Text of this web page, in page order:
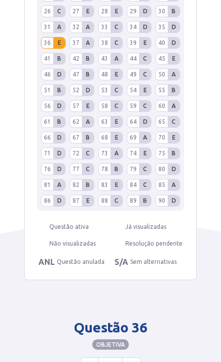
26 C 27 E 28 E 29 D 30 B
31 A 32 A 33 C 34 D 35 D
36 E 37 A 38 C 39 E 40 D
41 B 42 B 43 A 44 C 45 E
46 D 47 B 48 E 49 C 50 A
51 B 52 D 53 C 54 E 55 B
56 D 57 E 58 C 59 C 60 A
61 B 62 A 63 E 64 D 65 C
66 D 67 B 68 E 69 A 70 E
71 D 72 C 73 A 74 E 75 B
76 D 77 C 78 B 79 C 80 D
81 A 82 B 83 E 84 C 85 A
86 D 87 E 88 C 89 B 90 D
Questão ativa Já visualizadas
Não visualizadas Resolução pendente
ANL Questão anulada S/A Sem alternativas
Questão 36
OBJETIVA